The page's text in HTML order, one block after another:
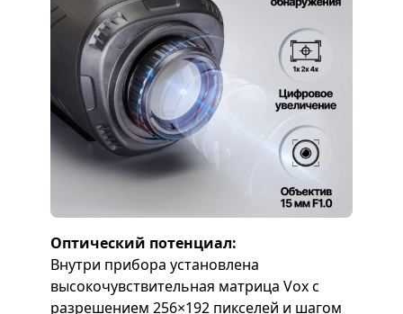
Оптический потенциал:
Внутри прибора установлена
высокочувствительная матрица Vox с
разрешением 256×192 пикселей и шагом